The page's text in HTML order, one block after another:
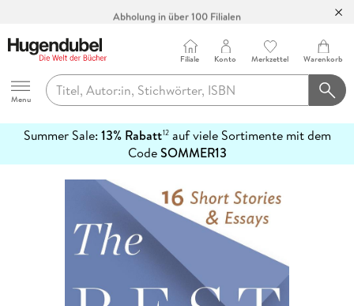
Abholung in über 100 Filialen
Hugendubel
Menu
Filiale Konto Merkzettel Warenkorb
Summer Sale: 13% Rabatt12auf viele Sortimente mit dem
CodeSOMMER13
erfahren